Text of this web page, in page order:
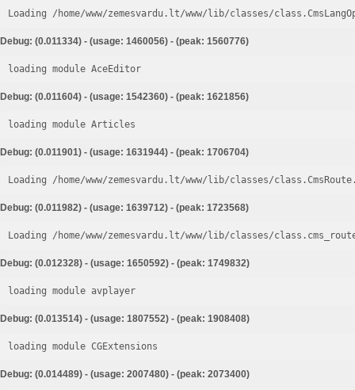
Loading /home/www/zemesvardu.lt/www/lib/classes/
Debug: (0.011334) - (usage: 1460056) - (peak: 1560776)
loading module AceEditor
Debug: (0.011604) - (usage: 1542360) - (peak: 1621856)
loading module Articles
Debug: (0.011901) - (usage: 1631944) - (peak: 1706704)
Loading /home/www/zemesvardu.lt/www/lib/classes/
Debug: (0.011982) - (usage: 1639712) - (peak: 1723568)
Loading /home/www/zemesvardu.lt/www/lib/classes/
Debug: (0.012328) - (usage: 1650592) - (peak: 1749832)
loading module avplayer
Debug: (0.013514) - (usage: 1807552) - (peak: 1908408)
loading module CGExtensions
Debug: (0.014489) - (usage: 2007480) - (peak: 2073400)